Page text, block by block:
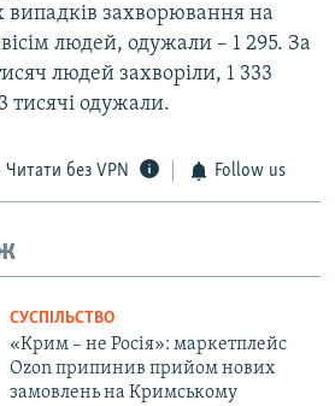
випадків захворювання на
людей, одужали – 1 295. За
людей захворіли, 1 333
одужали.
Читати без VPN Follow us
СУСПІЛЬСТВО
«Крим – не Росія»: маркетплейс
Ozon припинив прийом нових
замовлень на Кримському